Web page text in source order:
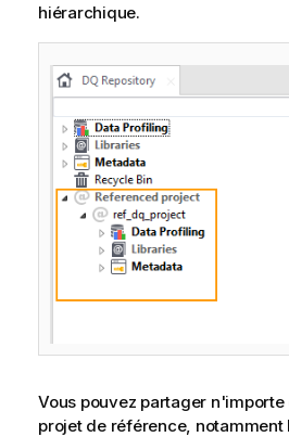
hiérarchique.
Vous pouvez partager
projet de référence, notamment